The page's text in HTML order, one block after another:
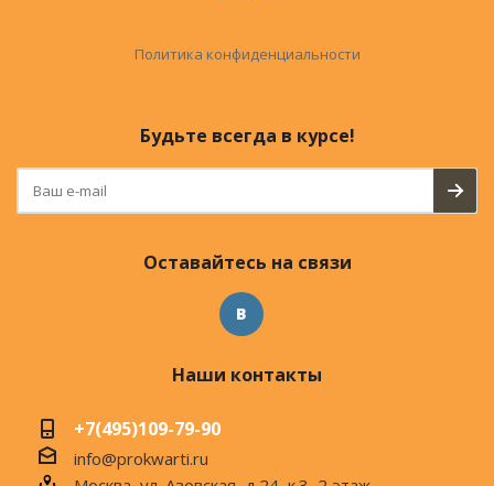
Политика конфиденциальности
Будьте всегда в курсе!
Оставайтесь на связи
Наши контакты
+7(495)109-79-90
info@prokwarti.ru